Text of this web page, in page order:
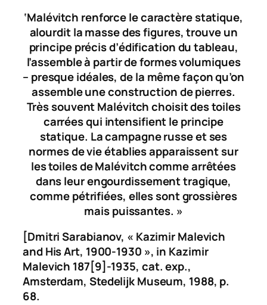
‘Malévitch renforce le caractère statique,
alourdit la masse des figures, trouve un
principe précis d’édification du tableau,
l’assemble à partir de formes volumiques
– presque idéales, de la même façon qu’on
assemble une construction de pierres.
Très souvent Malévitch choisit des toiles
carrées qui intensifient le principe
statique. La campagne russe et ses
normes de vie établies apparaissent sur
les toiles de Malévitch comme arrêtées
dans leur engourdissement tragique,
comme pétrifiées, elles sont grossières
mais puissantes. »
[Dmitri Sarabianov, « Kazimir Malevich
and His Art, 1900-1930 », in Kazimir
Malevich 187[9]-1935, cat. exp.,
Amsterdam, Stedelijk Museum, 1988, p.
68.